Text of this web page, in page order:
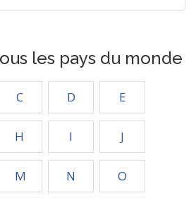
les pays du monde
C D E
H I J
M N O